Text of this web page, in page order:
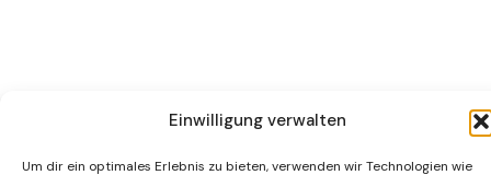
Einwilligung verwalten
Um dir ein optimales Erlebnis zu bieten, verwenden wir Technologien wie